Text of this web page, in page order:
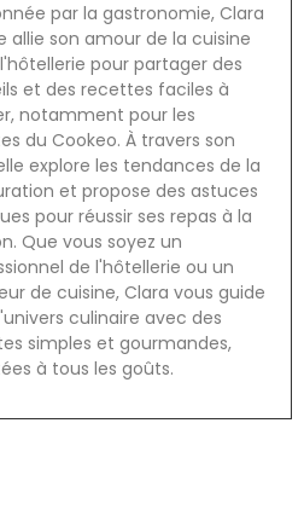
par la gastronomie, Clara
allie son amour de la cuisine
pour partager des
et des recettes faciles à
notamment pour les
du Cookeo. À travers son
explore les tendances de la
et propose des astuces
pour réussir ses repas à la
Que vous soyez un
de l'hôtellerie ou un
de cuisine, Clara vous guide
culinaire avec des
simples et gourmandes,
à tous les goûts.